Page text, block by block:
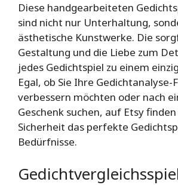
Diese handgearbeiteten
sind nicht nur Unterhaltung,
ästhetische Kunstwerke. Die
Gestaltung und die Liebe zum
jedes Gedichtspiel zu einem
Egal, ob Sie Ihre Gedichtanalyse-
verbessern möchten oder nach
Geschenk suchen, auf Etsy
Sicherheit das perfekte
Bedürfnisse.